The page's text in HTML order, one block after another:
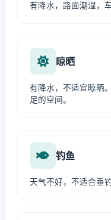
有降水，路面潮湿，
晾晒
有降水，不适宜晾晒
足的空间。
钓鱼
天气不好，不适合垂钓